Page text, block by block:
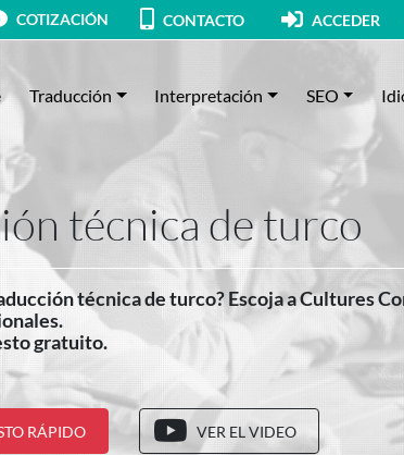
COTIZACIÓN CONTACTO ACCEDER
Traducción Interpretación SEO
técnica de turco
técnica de turco? Escoja a Cultures
gratuito.
RÁPIDO VER EL VIDEO